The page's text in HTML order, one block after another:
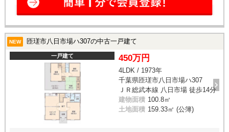
NEW 匝瑳市八日市場ハ307の中古一戸建て
一戸建て 450万円
4LDK / 1973年
千葉県匝瑳市八日市場ハ307
ＪＲ総武本線 八日市場 徒歩14分
建物面積 100.8㎡
土地面積 159.33㎡ (公簿)